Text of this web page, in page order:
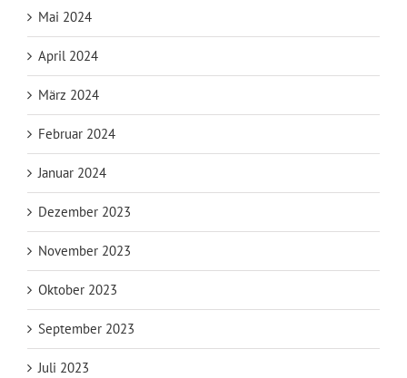
Mai 2024
April 2024
März 2024
Februar 2024
Januar 2024
Dezember 2023
November 2023
Oktober 2023
September 2023
Juli 2023